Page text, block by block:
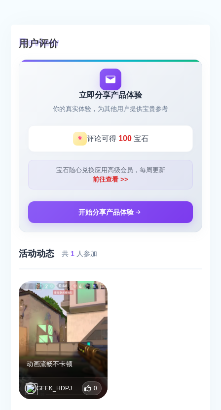
用户评价
立即分享产品体验
你的真实体验，为其他用户提供宝贵参考
评论可得 100宝石
宝石随心兑换应用高级会员，每周更新
前往查看 >>
开始分享产品体验
活动动态 共 1 人参加
动画流畅不卡顿
GEEK_HDPJWREV 0